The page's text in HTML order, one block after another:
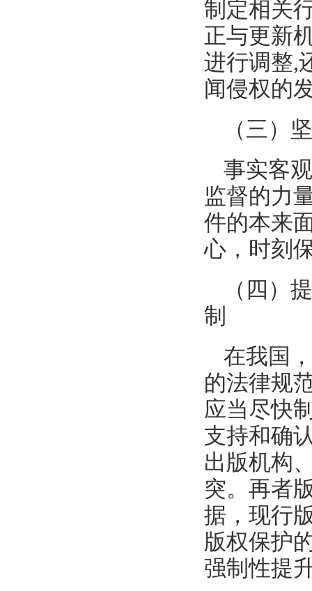
制定相关
正与更新
进行调整,
闻侵权的
（三）
事实客
监督的力
件的本来
心，时刻
（四）
制
在我国
的法律规
应当尽快
支持和确
出版机构
突。再者
据，现行
版权保护
强制性提